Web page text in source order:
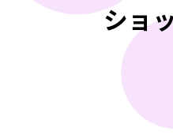
ショ